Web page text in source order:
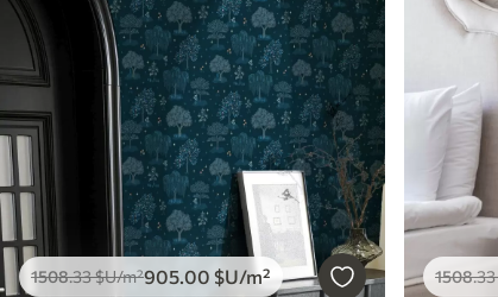
1508.33$U/m²905.00 $U/m² 1508.33